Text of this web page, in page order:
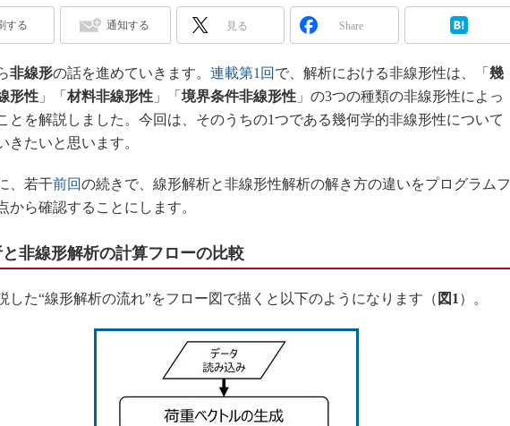
デジタルツインとCAE
S＆OP
イノベーション
製造業ビッグデータ
する 通知する 見る Share
非線形の話を進めていきます。 連載第1回 で、解析における非線形性は、「 幾
形性 」「 材料非線形性 」「 境界条件非線形性 」の3つの種類の非線形性によっ
とを解説しました。今回は、そのうちの1つである幾何学的非線形性について
きたいと思います。
、若干前回の続きで、線形解析と非線形性解析の解き方の違いをプログラムフ
から確認することにします。
非線形解析の計算フローの比較
した“線形解析の流れ”をフロー図で描くと以下のようになります（ 図1 ）。